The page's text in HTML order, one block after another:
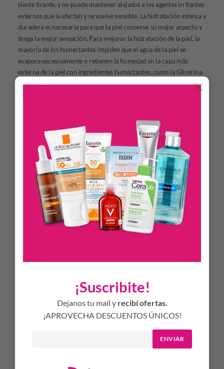
¡Suscribite!
Dejanos tu mail y recibí ofertas.
¡APROVECHA DESCUENTOS ÚNICOS!
ENVIAR
×
siente tirante, y no puede mantener alejados a los agentes irritantes
externos que la afectan y se vuelve sensible. La hidratación intensa y
duradera es necesaria para que la piel conserve su mejor aspecto y
tenga la mejor sensación. Para mejorar la hidratación de la piel, la
mayoría de los humectantes impiden que el agua de la piel se
evapore excesivamente o retienen la humedad en la capa más
externa de la piel con ingredientes humectantes, como la Glicerina.
La piel tiene su propio sistema de hidratación: las Aquaporinas. Las
natural de la piel. Su fórmula contiene
Glucoglicerol
activo hidratante de última generación que, según se ha
comprobado, aumenta la cantidad de Aquaporinas en la piel. Esto
significa que, además de limitar la evaporación del agua y retenerla
en las capas superficiales de la piel, Eucerin AQUAporin ACTIVE
refuerza el sistema hidratante natural de la piel.La textura
aterciopelada de Eucerin AQUAporin ACTIVE para piel seca brinda
hidratación intensa por 24 horas y se absorbe rápidamente. Alivia
la sensación de tirantez y deja la piel suave y flexible. La
compatibilidad de Eucerin AQUAporin ACTIVE con la piel sensible
Libre de parabenos
No comedogénico